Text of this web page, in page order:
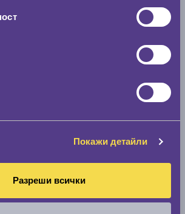
Покажи детайли
Разреши всички
71
Доставка от 1 до 2 дни
виж повече
DEBICA PRESTO HP2 205/55 R16